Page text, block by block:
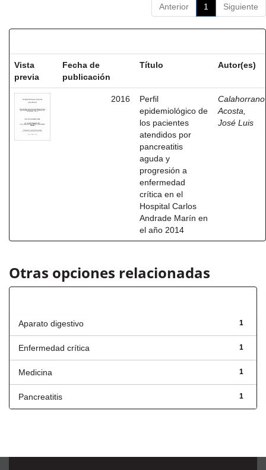
Anterior 1 Siguiente
Vista
previa
Fecha de
publicación
Título Autor(es)
2016
Perfil
epidemiológico de
los pacientes
atendidos por
pancreatitis
aguda y
progresión a
enfermedad
crítica en el
Hospital Carlos
Andrade Marín en
el año 2014
Calahorrano
Acosta,
José Luis
Otras opciones relacionadas
1
Aparato digestivo
1
Enfermedad crítica
1
Medicina
1
Pancreatitis